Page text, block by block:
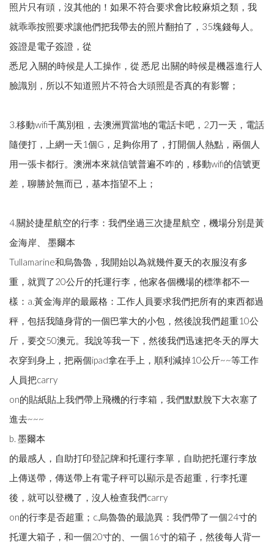
照片只有頭，沒其他的！如果不符合要求會比較麻煩之類，我
就乖乖按照要求讓他們把我帶去的照片翻拍了，35塊錢每人。
簽證是電子簽證，從
悉尼 入關的時候是人工操作，從 悉尼 出關的時候是機器進行人
臉識別，所以不知道照片不符合大頭照是否真的有影響；
3.移動wifi千萬別租，去澳洲買當地的電話卡吧，2刀一天，電話
隨便打，上網一天1個G，足夠你用了，打開個人熱點，兩個人
用一張卡都行。澳洲本來就信號普遍不咋的，移動wifi的信號更
差，聊勝於無而已，基本指望不上；
4.關於捷星航空的行李：我們坐過三次捷星航空，機場分別是黃
金海岸、 墨爾本
Tullamarine和烏魯魯，我開始以為就幾件夏天的衣服沒有多
重，就買了20公斤的托運行李，他家各個機場的標準都不一
樣：a.黃金海岸的最嚴格：工作人員要求我們把所有的東西都過
秤，包括我隨身背的一個巴掌大的小包，然後說我們超重10公
斤，要交50澳元。我說等我一下，然後我們迅速把冬天的厚大
衣穿到身上，把兩個ipad拿在手上，順利減掉10公斤~~等工作
人員把carry
on的貼紙貼上我們帶上飛機的行李箱，我們默默脫下大衣塞了
進去~~~
b. 墨爾本
的最感人，自助打印登記牌和托運行李單，自助把托運行李放
上傳送帶，傳送帶上有電子秤可以顯示是否超重，行李托運
後，就可以登機了，沒人檢查我們carry
on的行李是否超重；c.烏魯魯的最詭異：我們帶了一個24寸的
托運大箱子，和一個20寸的、一個16寸的箱子，然後每人背一